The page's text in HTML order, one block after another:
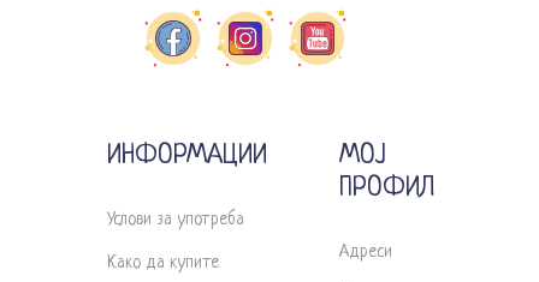
ИНФОРМАЦИИ
Услови за употреба
Како да купите
МОЈ
ПРОФИЛ
Адреси